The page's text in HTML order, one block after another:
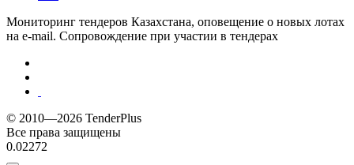
Мониторинг тендеров Казахстана, оповещение о новых лотах
на e-mail. Сопровождение при участии в тендерах
© 2010—2026 TenderPlus
Все права защищены
0.02272